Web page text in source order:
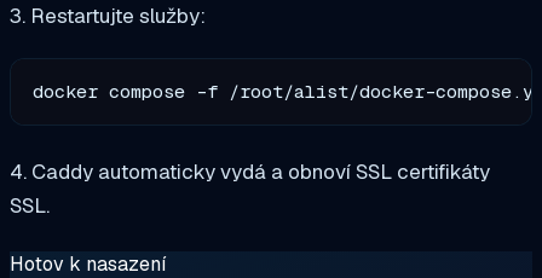
3. Restartujte služby:
4. Caddy automaticky vydá a obnoví SSL certifikáty
SSL.
Hotov k nasazení